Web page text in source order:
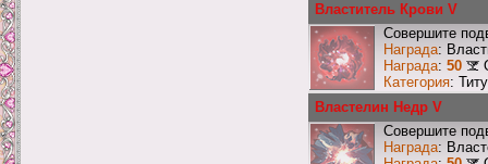
Властитель Крови V
Совершите
Награда:
Награда: 50
Категория:
Властелин Недр V
Совершите
Награда: